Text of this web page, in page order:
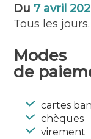
: laverie,
pêcher
randonnées,
d’Hennebont
Les
bord du
(vidange +
pourront
Du 7 avril
Tous les jours.
Modes
de
cartes
chèques
virement